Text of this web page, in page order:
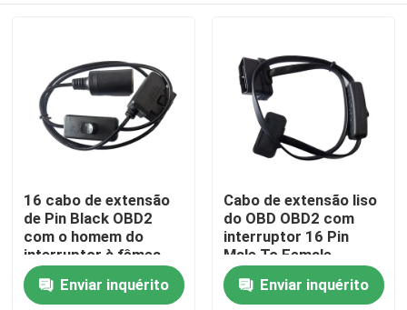
16 cabo de extensão
de Pin Black OBD2
com o homem do
interruptor à fêmea
mais clara do cigarro
Enviar inquérito
Cabo de extensão liso
do OBD OBD2 com
interruptor 16 Pin
Male To Female
Enviar inquérito